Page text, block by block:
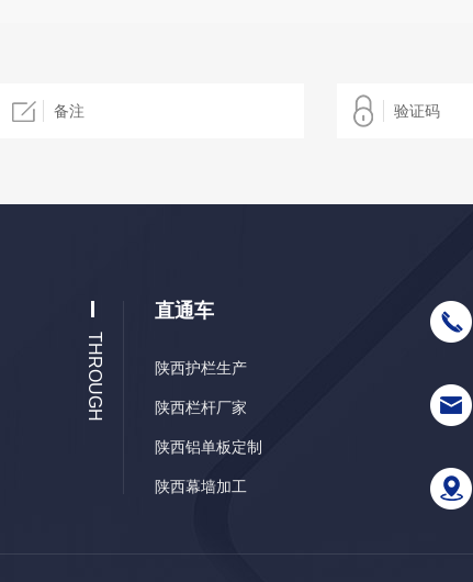
直通车
THROUGH 陕西护栏生产
陕西栏杆厂家
陕西铝单板定制
陕西幕墙加工